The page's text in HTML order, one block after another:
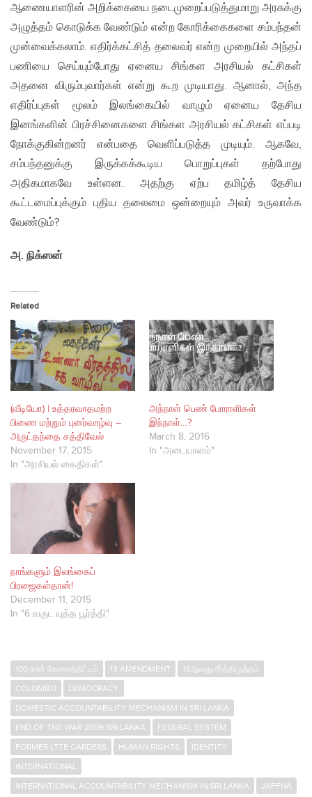
ஆணையாளரின் அறிக்கையை நடைமுறைப்படுத்துமாறு அரசுக்கு
அழுத்தம் கொடுக்க வேண்டும் என்ற கோரிக்கைகளை சம்பந்தன்
முன்வைக்கலாம். எதிர்க்கட்சித் தலைவர் என்ற முறையில் அந்தப்
பணியை செய்யும்போது ஏனைய சிங்கள அரசியல் கட்சிகள்
அதனை விரும்புவார்கள் என்று கூற முடியாது. ஆனால், அந்த
எதிர்ப்புகள் மூலம் இலங்கையில் வாழும் ஏனைய தேசிய
இனங்களின் பிரச்சினைகளை சிங்கள அரசியல் கட்சிகள் எப்படி
நோக்குகின்றனர் என்பதை வெளிப்படுத்த முடியும். ஆகவே,
சம்பந்தனுக்கு இருக்கக்கூடிய பொறுப்புகள் தற்போது
அதிகமாகவே உள்ளன. அதற்கு ஏற்ப தமிழ்த் தேசிய
கூட்டமைப்புக்கும் புதிய தலைமை ஒன்றையும் அவர் உருவாக்க
வேண்டும்?
அ. நிக்‌ஸன்
Related
(வீடியோ) | உத்தரவாதமற்ற
பிணை மற்றும் புனர்வாழ்வு –
அருட்தந்தை சத்திவேல்
November 17, 2015
In "அரசியல் கைதிகள்"
அந்நாள் பெண் போராளிகள்
இந்நாள்…?
March 8, 2016
In "அடையாளம்"
நாங்களும் இலங்கைப்
பிரஜைகள்தான்!
December 11, 2015
In "6 வருட யுத்த பூர்த்தி"
100 நாள் வேலைத்திட்டம் 13 AMENDMENT
13ஆவது சீர்த்திருத்தம்
COLOMBO
DEMOCRACY
DOMESTIC ACCOUNTABILITY MECHANISM IN SRI LANKA
END OF THE WAR 2009 SRI LANKA
FEDERAL SYSTEM
FORMER LTTE CARDERS
HUMAN RIGHTS
IDENTITY
INTERNATIONAL
INTERNATIONAL ACCOUNTABILITY MECHANISM IN SRI LANKA
JAFFNA